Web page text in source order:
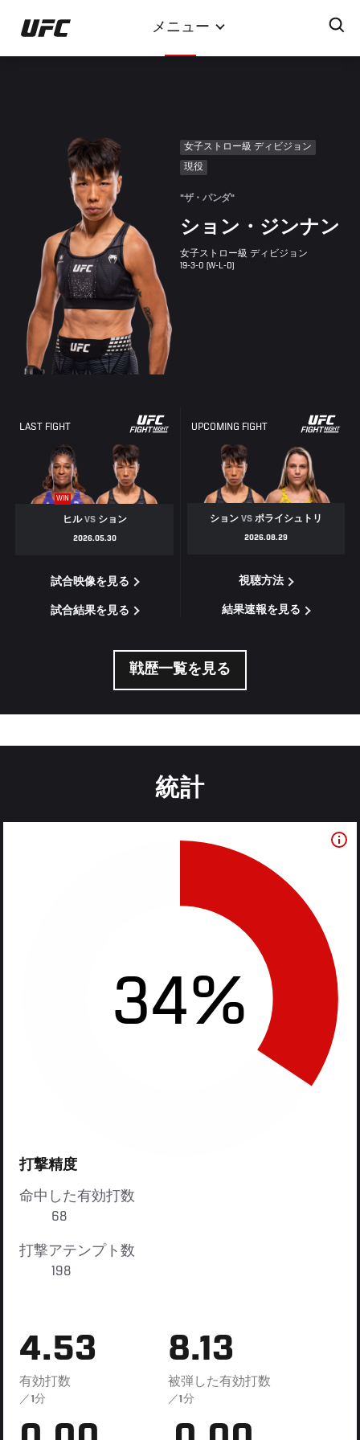
イ
ン
メニュー
女子ストロー級 ディビジョン
現役
"ザ・パンダ"
ション・ジンナン
女子ストロー級 ディビジョン
19-3-0 (W-L-D)
LAST FIGHT
WIN
ヒルVSション
2026.05.30
試合映像を見る
試合結果を見る
UPCOMING FIGHT
ション VSポライシュトリ
2026.08.29
視聴方法
結果速報を見る
戦歴一覧を見る
統計
34%
打撃精度
命中した有効打数
68
打撃アテンプト数
198
4.53
有効打数
／1分
8.13
被弾した有効打数
／1分